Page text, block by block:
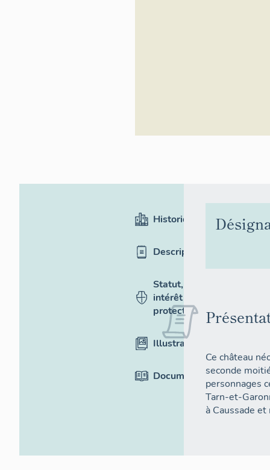
Historique
Description
Statut,
intérêt et
protection
Illustrations
Documentation
Ce château
seconde
personnages
Tarn-et-
à Caussade